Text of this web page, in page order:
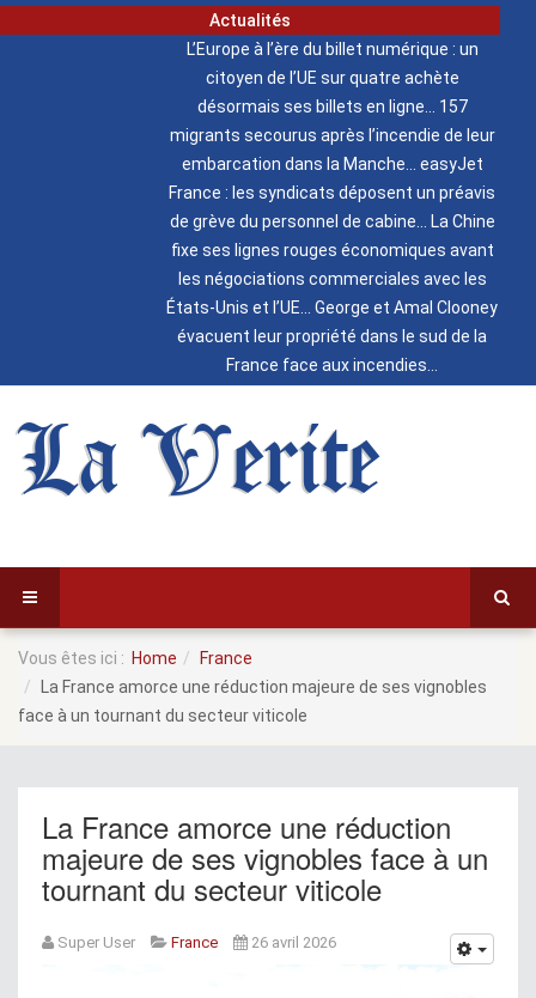
Actualités
L’Europe à l’ère du billet numérique : un
citoyen de l’UE sur quatre achète
désormais ses billets en ligne
157
migrants secourus après l’incendie de leur
embarcation dans la Manche
easyJet
France : les syndicats déposent un préavis
de grève du personnel de cabine
La Chine
fixe ses lignes rouges économiques avant
les négociations commerciales avec les
États-Unis et l’UE
George et Amal Clooney
évacuent leur propriété dans le sud de la
France face aux incendies
La Verite
Vous êtes ici : Home
France
La France amorce une réduction majeure de ses vignobles
face à un tournant du secteur viticole
La France amorce une réduction
majeure de ses vignobles face à un
tournant du secteur viticole
Super User France 26 avril 2026